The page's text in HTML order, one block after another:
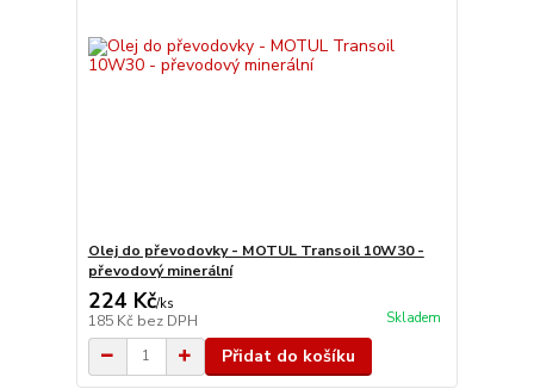
Olej do převodovky - MOTUL Transoil 10W30 -
převodový minerální
224 Kč/ks
185 Kč bez DPH Skladem
Přidat do košíku